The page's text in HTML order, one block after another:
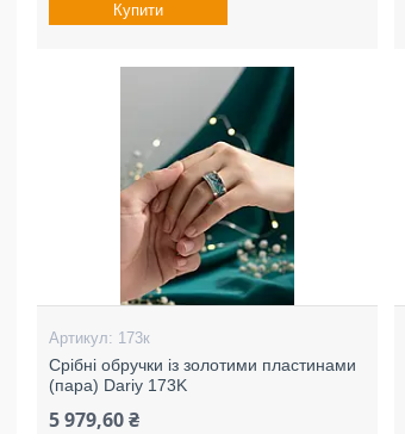
Купити
173к
Срібні обручки із золотими пластинами
(пара) Dariy 173K
5 979,60 ₴